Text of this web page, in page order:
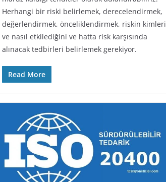
Herhangi bir riski belirlemek, derecelendirmek,
değerlendirmek, önceliklendirmek, riskin kimleri
ve nasıl etkilediğini ve hatta risk karşısında
alınacak tedbirleri belirlemek gerekiyor.
Read More